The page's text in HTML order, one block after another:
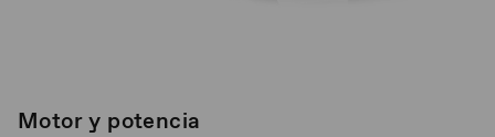
Motor y potencia